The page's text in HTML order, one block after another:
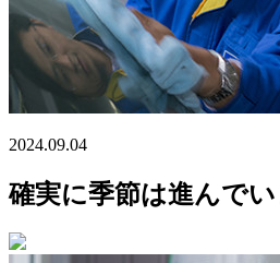
2024.09.04
確実に季節は進んでい